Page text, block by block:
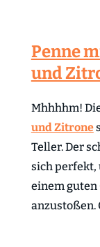
Penne
und
Mhhhhm!
und Zitrone
Teller. Der
sich perfekt,
einem guten
anzustoßen.